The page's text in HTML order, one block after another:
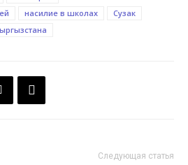
насилие в школах
Сузак
Следующая статья